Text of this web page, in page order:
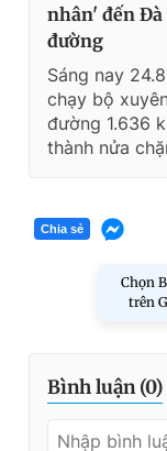
nhân' đến Đà
đường
Sáng nay
chạy bộ
đường 1.636
thành nửa
Chia sẻ
Chọn
trên
Bình luận (0)